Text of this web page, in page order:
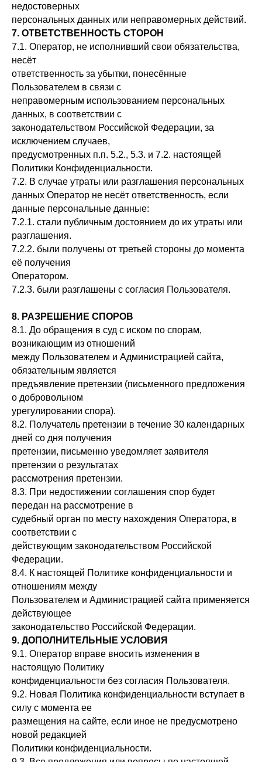
недостоверных
персональных данных или неправомерных действий.
7. ОТВЕТСТВЕННОСТЬ СТОРОН
7.1. Оператор, не исполнивший свои обязательства,
несёт
ответственность за убытки, понесённые
Пользователем в связи с
неправомерным использованием персональных
данных, в соответствии с
законодательством Российской Федерации, за
исключением случаев,
предусмотренных п.п. 5.2., 5.3. и 7.2. настоящей
Политики Конфиденциальности.
7.2. В случае утраты или разглашения персональных
данных Оператор не несёт ответственность, если
данные персональные данные:
7.2.1. стали публичным достоянием до их утраты или
разглашения.
7.2.2. были получены от третьей стороны до момента
её получения
Оператором.
7.2.3. были разглашены с согласия Пользователя.
8. РАЗРЕШЕНИЕ СПОРОВ
8.1. До обращения в суд с иском по спорам,
возникающим из отношений
между Пользователем и Администрацией сайта,
обязательным является
предъявление претензии (письменного предложения
о добровольном
урегулировании спора).
8.2. Получатель претензии в течение 30 календарных
дней со дня получения
претензии, письменно уведомляет заявителя
претензии о результатах
рассмотрения претензии.
8.3. При недостижении соглашения спор будет
передан на рассмотрение в
судебный орган по месту нахождения Оператора, в
соответствии с
действующим законодательством Российской
Федерации.
8.4. К настоящей Политике конфиденциальности и
отношениям между
Пользователем и Администрацией сайта применяется
действующее
законодательство Российской Федерации.
9. ДОПОЛНИТЕЛЬНЫЕ УСЛОВИЯ
9.1. Оператор вправе вносить изменения в
настоящую Политику
конфиденциальности без согласия Пользователя.
9.2. Новая Политика конфиденциальности вступает в
силу с момента ее
размещения на сайте, если иное не предусмотрено
новой редакцией
Политики конфиденциальности.